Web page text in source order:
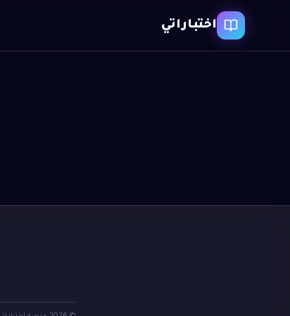
اختباراتي